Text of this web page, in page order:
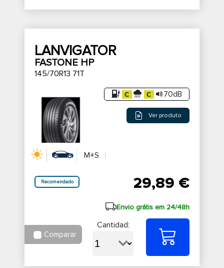
LANVIGATOR
FASTONE HP
145/70R13 71T
70dB
Ver produto
M+S
Recomendado 29,89 €
Envio grátis em 24/48h
Comparar
Cantidad: